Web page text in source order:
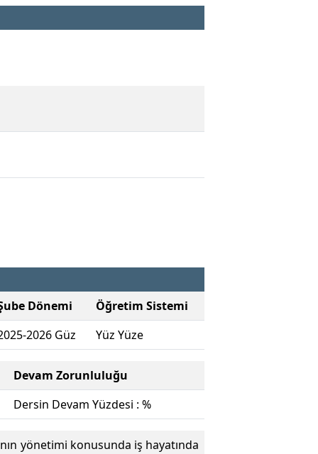
Dönemi
Öğretim Sistemi
2026 Güz Yüz Yüze
Devam Zorunluluğu
Dersin Devam Yüzdesi : %
yönetimi konusunda iş hayatında